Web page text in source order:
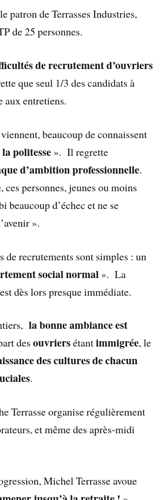
patron de Terrasses Industries,
de 25 personnes.
de recrutement d’ouvriers
que seul 1/3 des candidats à
aux entretiens.
beaucoup de connaissent
politesse ». Il regrette
d’ambition professionnelle.
ces personnes, jeunes ou moins
beaucoup d’échec et ne se
».
de recrutements sont simples : un
social normal ». La
dès lors presque immédiate.
la bonne ambiance est
desouvriersétantimmigrée, le
des cultures de chacun
.
Terrasse organise régulièrement
et même des après-midi
Michel Terrasse avoue